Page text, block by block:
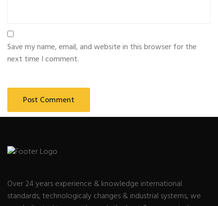
Save my name, email, and website in this browser for the
next time I comment.
Over 24 years experience & knowledge international
standards, technologicaly changes & industrial systems, we